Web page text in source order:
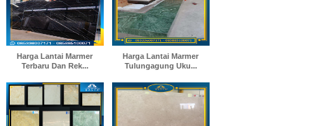
Harga Lantai Marmer
Terbaru Dan Rek...
Harga Lantai Marmer
Tulungagung Uku...